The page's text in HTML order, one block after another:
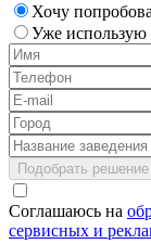
Хочу
Уже использую
Подобрать решение
Соглашаюсь на
сервисных и